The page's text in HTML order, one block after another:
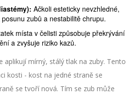
Ačkoli esteticky nevzhledné,
zubů a nestabilitě chrupu.
místa v čelisti způsobuje překrývání
a zvyšuje riziko kazů.
aplikují mírný, stálý tlak na zuby. Tento
kosti - kost na jedné straně se
se tvoří nová. Tím se zub může